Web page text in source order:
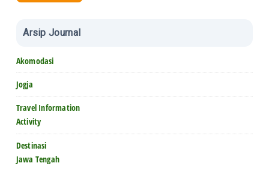
Arsip Journal
Akomodasi
Jogja
Travel Information
Activity
Destinasi
Jawa Tengah